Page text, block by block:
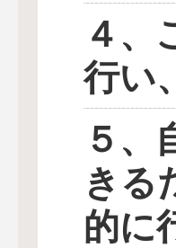
４、
行い、
５、
きる
的に